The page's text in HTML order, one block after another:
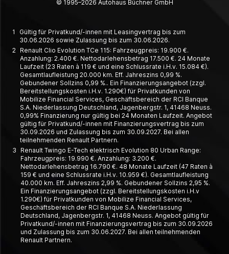
© 1995–2026 Autohaus Büchner GmbH
1
Gültig für Privatkund/-innen mit Leasingvertrag bis zum
30.06.2026 sowie Zulassung bis zum 30.06.2026.
2 Renault Clio Evolution TCe 115: Fahrzeugpreis: 19.900 €.
Anzahlung: 2.400 €. Nettodarlehensbetrag 17.500 €. 24 Monate
Laufzeit (23 Raten à 119 € und eine Schlussrate i.H.v. 15.084 €).
Gesamtlaufleistung 20.000 km. Eff. Jahreszins 0,99 %.
Gebundener Sollzins 0,99 %.. Ein Finanzierungsangebot (zzgl.
Bereitstellungskosten i.H.v. 1.290€) für Privatkunden von
Mobilize Financial Services, Geschäftsbereich der RCI Banque
S.A. Niederlassung Deutschland, Jagenbergstr. 1, 41468 Neuss.
0,99% Finanzierung nur gültig bei 24 Monaten Laufzeit. Angebot
gültig für Privatkund/-innen mit Finanzierungsvertrag bis zum
30.09.2026 und Zulassung bis zum 30.09.2027. Bei allen
teilnehmenden Renault Partnern.
3
Renault Twingo E-Tech elektrisch Evolution 80 Urban Range:
Fahrzeugpreis: 19.990 €. Anzahlung: 3.200 €.
Nettodarlehensbetrag 16.790 €. 48 Monate Laufzeit (47 Raten à
159 € und eine Schlussrate i.H.v. 10.959 €). Gesamtlaufleistung
40.000 km. Eff. Jahreszins 2,99 %. Gebundener Sollzins 2,95 %.
Ein Finanzierungsangebot (zzgl. Bereitstellungskosten i.H.v
1.290€) für Privatkunden von Mobilize Financial Services,
Geschäftsbereich der RCI Banque S.A. Niederlassung
Deutschland, Jagenbergstr. 1, 41468 Neuss. Angebot gültig für
Privatkund/-innen mit Finanzierungsvertrag bis zum 30.09.2026
und Zulassung bis zum 30.06.2027. Bei allen teilnehmenden
Renault Partnern.